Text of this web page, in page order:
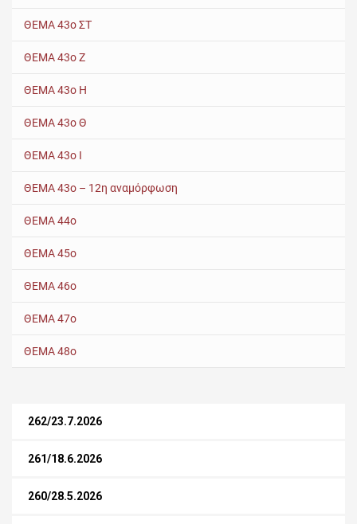
ΘΕΜΑ 43ο ΣΤ
ΘΕΜΑ 43ο Ζ
ΘΕΜΑ 43ο Η
ΘΕΜΑ 43ο Θ
ΘΕΜΑ 43ο Ι
ΘΕΜΑ 43ο – 12η αναμόρφωση
ΘΕΜΑ 44ο
ΘΕΜΑ 45ο
ΘΕΜΑ 46ο
ΘΕΜΑ 47ο
ΘΕΜΑ 48ο
262/23.7.2026
261/18.6.2026
260/28.5.2026